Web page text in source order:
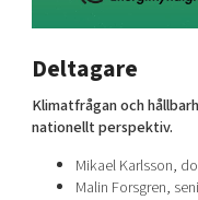
Deltagare
Klimatfrågan och
nationellt perspektiv.
Mikael Karlsson,
Malin Forsgren,